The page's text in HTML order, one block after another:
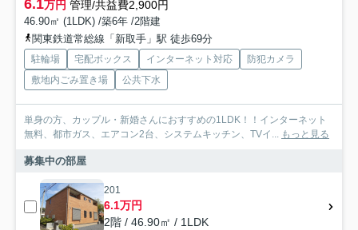
6.1万円 管理/共益費2,900円
46.90㎡ (1LDK) /築6年 /2階建
関東鉄道常総線「新取手」駅 徒歩69分
駐輪場 宅配ボックス インターネット対応
防犯カメラ
敷地内ごみ置き場
公共下水
単身の方、カップル・新婚さんにおすすめの1LDK！！インターネット
無料、都市ガス、エアコン2台、システムキッチン、TVイ... もっと見る
募集中の部屋
201
6.1万円
2階 / 46.90㎡ / 1LDK